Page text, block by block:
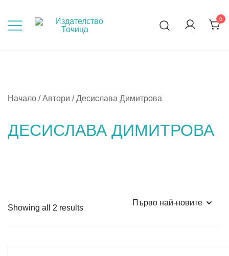
content
Мисли, преди да пораснеш!
0
Начало / Автори / Десислава Димитрова
ДЕСИСЛАВА ДИМИТРОВА
Showing all 2 resultsSorted